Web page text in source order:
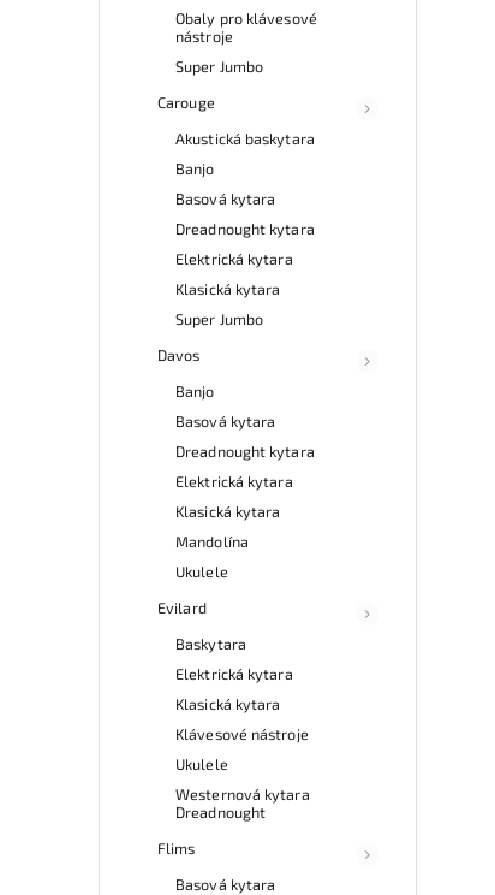
Obaly pro klávesové
nástroje
Super Jumbo
Carouge
Akustická baskytara
Banjo
Basová kytara
Dreadnought kytara
Elektrická kytara
Klasická kytara
Super Jumbo
Davos
Banjo
Basová kytara
Dreadnought kytara
Elektrická kytara
Klasická kytara
Mandolína
Ukulele
Evilard
Baskytara
Elektrická kytara
Klasická kytara
Klávesové nástroje
Ukulele
Westernová kytara
Dreadnought
Flims
Basová kytara